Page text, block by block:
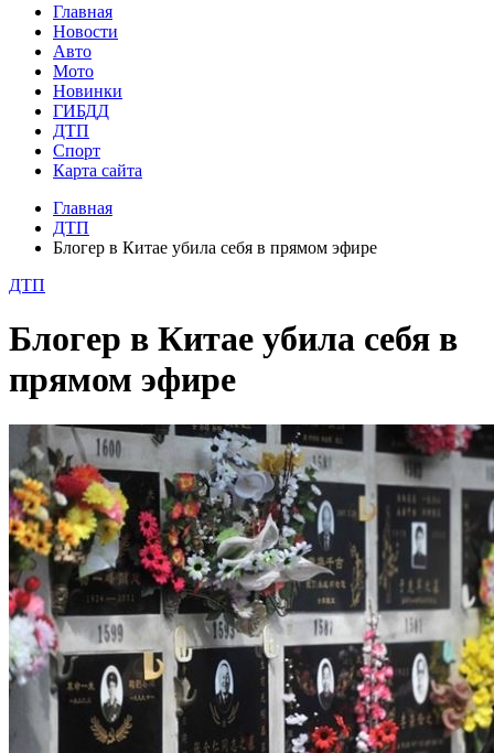
Главная
Новости
Авто
Мото
Новинки
ГИБДД
ДТП
Спорт
Карта сайта
Главная
ДТП
Блогер в Китае убила себя в прямом эфире
ДТП
Блогер в Китае убила себя в
прямом эфире